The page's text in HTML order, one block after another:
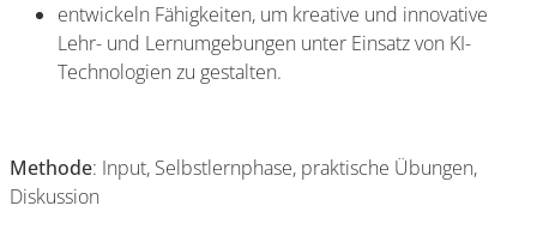
entwickeln Fähigkeiten, um kreative und innovative
Lehr- und Lernumgebungen unter Einsatz von KI-
Technologien zu gestalten.
Methode: Input, Selbstlernphase, praktische Übungen,
Diskussion